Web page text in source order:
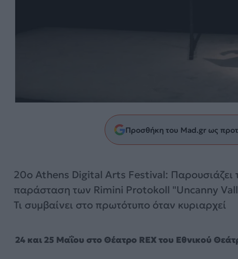
Προσθήκη του Mad.gr ως
20o Athens Digital Arts Festival: Παρουσιάζει
παράσταση των Rimini Protokoll "Uncanny
Τι συμβαίνει στο πρωτότυπο όταν κυριαρχεί
24 και 25 Μαΐου στο Θέατρο REX του Εθνικού